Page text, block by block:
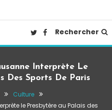
Rechercher
Interprète Le
Des Sports De Paris
Culture
le Presbytère au Palais des